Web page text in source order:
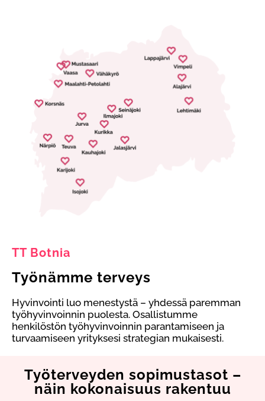
TT Botnia
Työnämme terveys
Hyvinvointi luo menestystä – yhdessä paremman
työhyvinvoinnin puolesta. Osallistumme
henkilöstön työhyvinvoinnin parantamiseen ja
turvaamiseen yrityksesi strategian mukaisesti.
Työterveyden sopimustasot –
näin kokonaisuus rakentuu